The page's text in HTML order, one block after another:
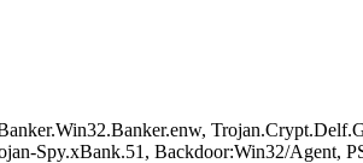
Spy.xBank.51, Backdoor:Win32/Agent,